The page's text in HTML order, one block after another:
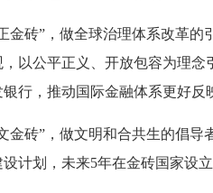
砖”，做全球治理体系改革的
以公平正义、开放包容为理
行，推动国际金融体系更好反
砖”，做文明和合共生的倡导
计划，未来5年在金砖国家设